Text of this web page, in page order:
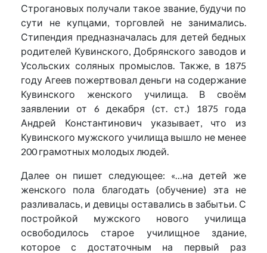
Строгановых получали такое звание, будучи по
сути не купцами, торговлей не занимались.
Стипендия предназначалась для детей бедных
родителей Кувинского, Добрянского заводов и
Усольских соляных промыслов. Также, в 1875
году Агеев пожертвовал деньги на содержание
Кувинского женского училища. В своём
заявлении от 6 декабря (ст. ст.) 1875 года
Андрей Константинович указывает, что из
Кувинского мужского училища вышло не менее
200 грамотных молодых людей.
Далее он пишет следующее: «…на детей же
женского пола благодать (обучение) эта не
разливалась, и девицы оставались в забытьи. С
постройкой мужского нового училища
освободилось старое училищное здание,
которое с достаточным на первый раз